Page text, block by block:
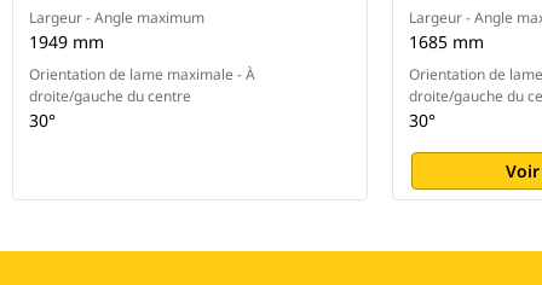
Largeur - Angle maximum
1949 mm
Orientation de lame maximale - À
droite/gauche du centre
30°
Largeur - Angle
1685 mm
Orientation de
droite/gauche du
30°